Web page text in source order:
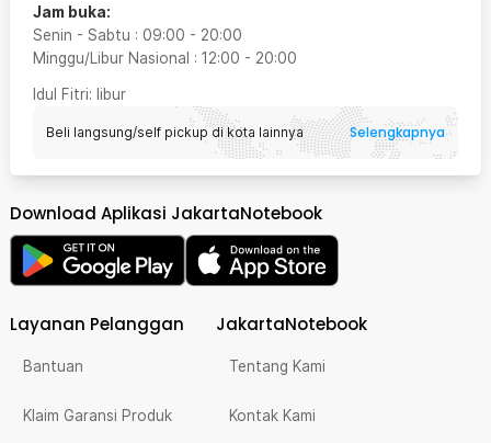
Jam buka:
Senin - Sabtu : 09:00 - 20:00
Minggu/Libur Nasional : 12:00 - 20:00
Idul Fitri: libur
Beli langsung/self pickup di kota lainnya Selengkapnya
Download Aplikasi JakartaNotebook
Layanan Pelanggan
Bantuan
Klaim Garansi Produk
JakartaNotebook
Tentang Kami
Kontak Kami